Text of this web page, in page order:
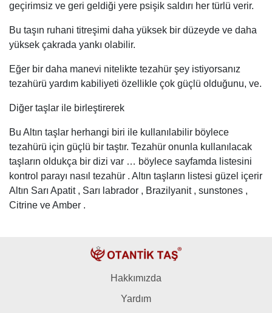
geçirimsiz ve geri geldiği yere psişik saldırı her türlü verir.
Bu taşın ruhani titreşimi daha yüksek bir düzeyde ve daha
yüksek çakrada yankı olabilir.
Eğer bir daha manevi nitelikte tezahür şey istiyorsanız
tezahürü yardım kabiliyeti özellikle çok güçlü olduğunu, ve.
Diğer taşlar ile birleştirerek
Bu Altın taşlar herhangi biri ile kullanılabilir böylece
tezahürü için güçlü bir taştır. Tezahür onunla kullanılacak
taşların oldukça bir dizi var … böylece sayfamda listesini
kontrol parayı nasıl tezahür . Altın taşların listesi güzel içerir
Altın Sarı Apatit , Sarı labrador , Brazilyanit , sunstones ,
Citrine ve Amber .
Hakkımızda
Yardım